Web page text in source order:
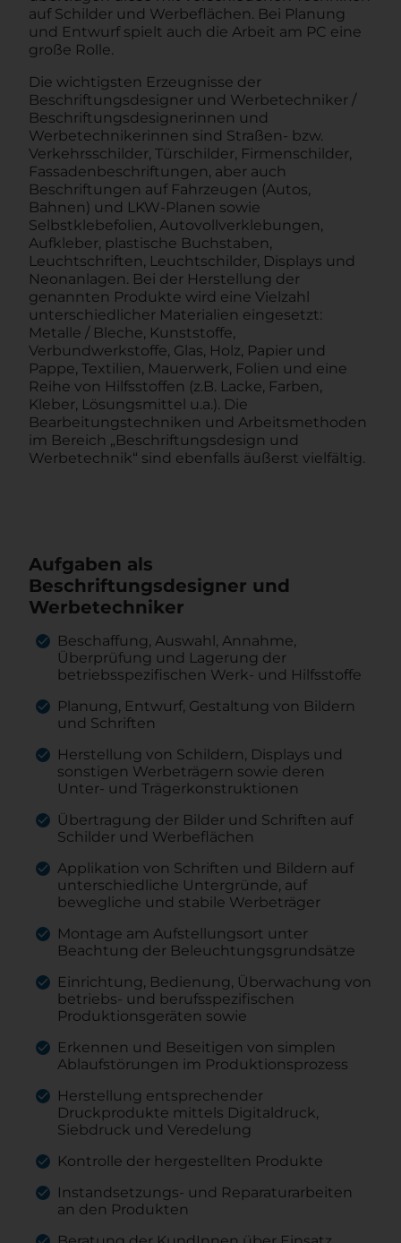
auf Schilder und Werbeflächen. Bei Planung
und Entwurf spielt auch die Arbeit am PC eine
große Rolle.
Die wichtigsten Erzeugnisse der
Beschriftungsdesigner und Werbetechniker /
Beschriftungsdesignerinnen und
Werbetechnikerinnen sind Straßen- bzw.
Verkehrsschilder, Türschilder, Firmenschilder,
Fassadenbeschriftungen, aber auch
Beschriftungen auf Fahrzeugen (Autos,
Bahnen) und LKW-Planen sowie
Selbstklebefolien, Autovollverklebungen,
Aufkleber, plastische Buchstaben,
Leuchtschriften, Leuchtschilder, Displays und
Neonanlagen. Bei der Herstellung der
genannten Produkte wird eine Vielzahl
unterschiedlicher Materialien eingesetzt:
Metalle / Bleche, Kunststoffe,
Verbundwerkstoffe, Glas, Holz, Papier und
Pappe, Textilien, Mauerwerk, Folien und eine
Reihe von Hilfsstoffen (z.B. Lacke, Farben,
Kleber, Lösungsmittel u.a.). Die
Bearbeitungstechniken und Arbeitsmethoden
im Bereich „Beschriftungsdesign und
Werbetechnik“ sind ebenfalls äußerst vielfältig.
Aufgaben als
Beschriftungsdesigner und
Werbetechniker
Beschaffung, Auswahl, Annahme,
Überprüfung und Lagerung der
betriebsspezifischen Werk- und Hilfsstoffe
Planung, Entwurf, Gestaltung von Bildern
und Schriften
Herstellung von Schildern, Displays und
sonstigen Werbeträgern sowie deren
Unter- und Trägerkonstruktionen
Übertragung der Bilder und Schriften auf
Schilder und Werbeflächen
Applikation von Schriften und Bildern auf
unterschiedliche Untergründe, auf
bewegliche und stabile Werbeträger
Montage am Aufstellungsort unter
Beachtung der Beleuchtungsgrundsätze
Einrichtung, Bedienung, Überwachung von
betriebs- und berufsspezifischen
Produktionsgeräten sowie
Erkennen und Beseitigen von simplen
Ablaufstörungen im Produktionsprozess
Herstellung entsprechender
Druckprodukte mittels Digitaldruck,
Siebdruck und Veredelung
Kontrolle der hergestellten Produkte
Instandsetzungs- und Reparaturarbeiten
an den Produkten